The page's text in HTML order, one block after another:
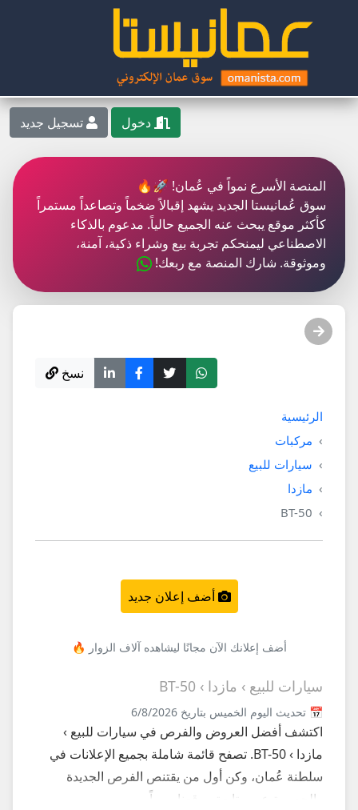
دخول تسجيل جديد
المنصة الأسرع نمواً في عُمان! 🚀🔥
سوق عُمانيستا الجديد يشهد إقبالاً ضخماً وتصاعداً مستمراً
كأكثر موقع يبحث عنه الجميع حالياً. مدعوم بالذكاء
الاصطناعي ليمنحكم تجربة بيع وشراء ذكية، آمنة،
وموثوقة. شارك المنصة مع ربعك!
نسخ
الرئيسية
مركبات
سيارات للبيع
مازدا
BT-50
أضف إعلان جديد
أضف إعلانك الآن مجانًا ليشاهده آلاف الزوار 🔥
سيارات للبيع › مازدا › BT-50
📅 تحديث اليوم الخميس بتاريخ 6/8/2026
اكتشف أفضل العروض والفرص في سيارات للبيع ›
مازدا › BT-50. تصفح قائمة شاملة بجميع الإعلانات في
سلطنة عُمان، وكن أول من يقتنص الفرص الجديدة
والحصرية عبر متابعة موقعنا يومياً.